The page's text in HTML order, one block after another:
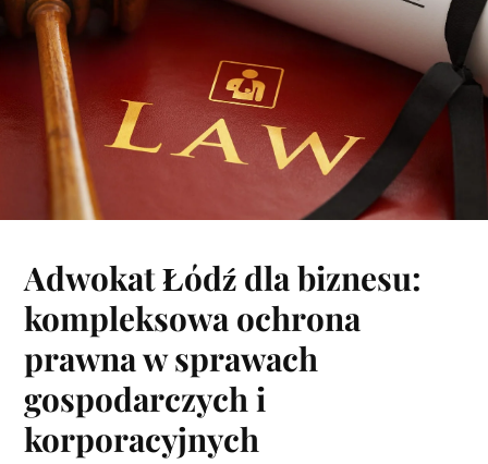
Adwokat Łódź dla biznesu:
kompleksowa ochrona
prawna w sprawach
gospodarczych i
korporacyjnych